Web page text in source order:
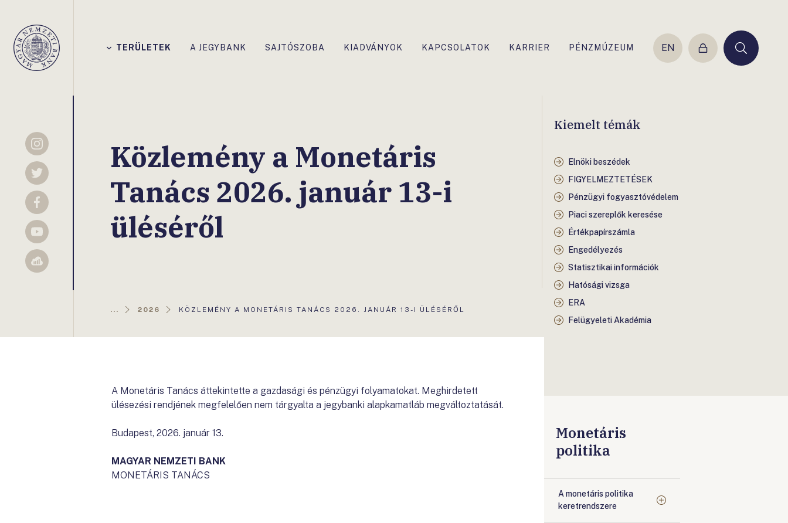
Magyar
Nemzeti
TERÜLETEK A JEGYBANK SAJTÓSZOBA KIADVÁNYOK KAPCSOLATOK KARRIER PÉNZMÚZEUM EN
Belépés Keresés
Instagram
Twitter
Facebook
YouTube
Sellsy
Közlemény a Monetáris
Tanács 2026. január 13-i
üléséről
... 2026
AKTUÁLIS
KÖZLEMÉNY A MONETÁRIS TANÁCS 2026. JANUÁR 13-I ÜLÉSÉRŐL
Kiemelt témák
Elnöki beszédek
FIGYELMEZTETÉSEK
Pénzügyi fogyasztóvédelem
Piaci szereplők keresése
Értékpapírszámla
Engedélyezés
Statisztikai információk
Hatósági vizsga
ERA
Felügyeleti Akadémia
A Monetáris Tanács áttekintette a gazdasági és pénzügyi folyamatokat. Meghirdetett
ülésezési rendjének megfelelően nem tárgyalta a jegybanki alapkamatláb megváltoztatását.
Budapest, 2026. január 13.
MAGYAR NEMZETI BANK
MONETÁRIS TANÁCS
Monetáris
politika
A monetáris politika
keretrendszere